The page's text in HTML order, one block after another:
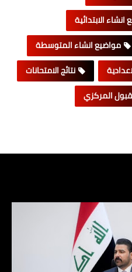
الابتدائية
مواضيع انشاء المتوسطة
نتائج الامتحانات
المركزي